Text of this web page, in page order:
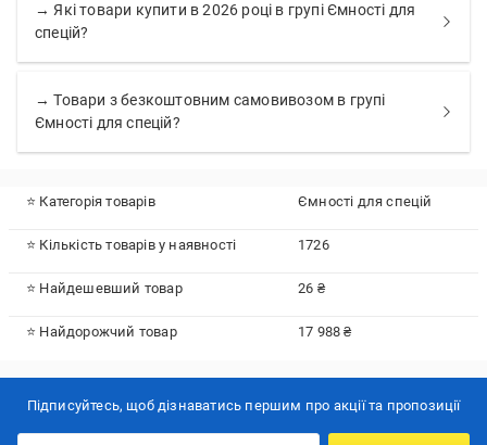
→ Які товари купити в 2026 році в групі Ємності для
спецій?
→ Товари з безкоштовним самовивозом в групі
Ємності для спецій?
⭐ Категорія товарів Ємності для спецій
⭐ Кількість товарів у наявності 1726
⭐ Найдешевший товар 26 ₴
⭐ Найдорожчий товар 17 988 ₴
Підписуйтесь, щоб дізнаватись першим про акції та пропозиції